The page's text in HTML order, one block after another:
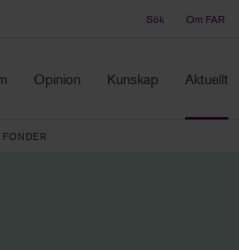
Tidningen Balans
Sök Om FAR
Opinion Kunskap Aktuellt